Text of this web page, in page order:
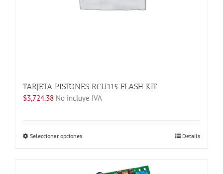
TARJETA PISTONES RCU115 FLASH KIT
$3,724.38 No incluye IVA
Seleccionar opcionesEste
Details